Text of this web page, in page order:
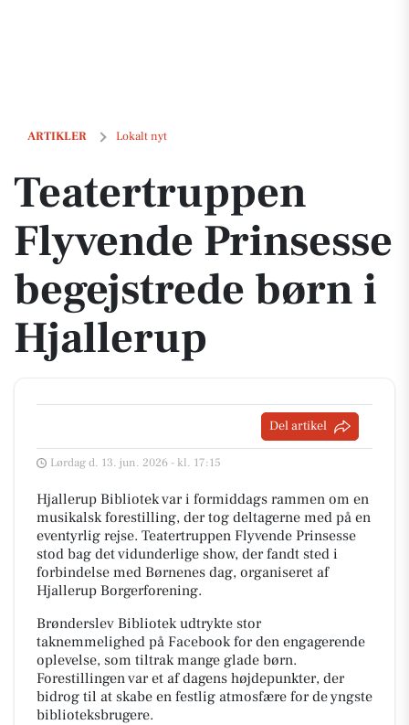
ARTIKLER Lokalt nyt
Teatertruppen Flyvende Prinsesse begejstrede børn i Hjallerup
Teatertruppen
Flyvende Prinsesse
begejstrede børn i
Hjallerup
Del artikel
Lørdag d. 13. jun. 2026 - kl. 17:15
Hjallerup Bibliotek var i formiddags rammen om en
musikalsk forestilling, der tog deltagerne med på en
eventyrlig rejse. Teatertruppen Flyvende Prinsesse
stod bag det vidunderlige show, der fandt sted i
forbindelse med Børnenes dag, organiseret af
Hjallerup Borgerforening.
Brønderslev Bibliotek udtrykte stor
taknemmelighed på Facebook for den engagerende
oplevelse, som tiltrak mange glade børn.
Forestillingen var et af dagens højdepunkter, der
bidrog til at skabe en festlig atmosfære for de yngste
biblioteksbrugere.